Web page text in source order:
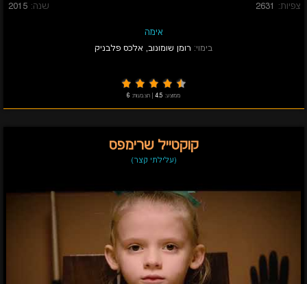
צפיות: 2631 שנה: 2015
אימה
בימוי: רומן שומונוב, אלכס פלבניק
ממוצע: 4.5 הצבעות: 6
קוקטייל שרימפס
(עלילתי קצר)